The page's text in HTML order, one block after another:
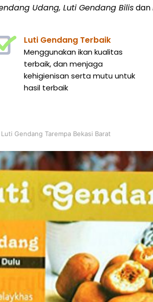
Udang, Luti Gendang Bilisdan
Luti Gendang Terbaik
Menggunakan ikan kualitas
terbaik, dan menjaga
kehigienisan serta mutu untuk
hasil terbaik
Gendang Tarempa Bekasi Barat